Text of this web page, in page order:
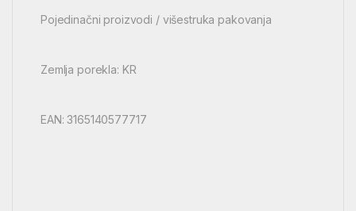
Pojedinačni proizvodi / višestruka pakovanja
Zemlja porekla: KR
EAN: 3165140577717